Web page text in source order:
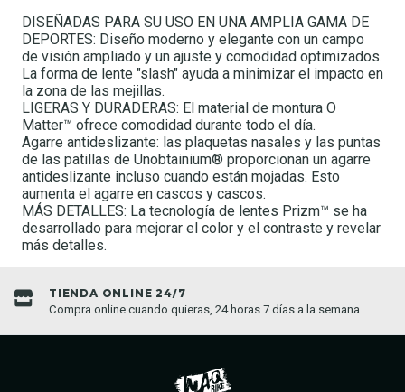
DISEÑADAS PARA SU USO EN UNA AMPLIA GAMA DE
DEPORTES: Diseño moderno y elegante con un campo
de visión ampliado y un ajuste y comodidad optimizados.
La forma de lente "slash" ayuda a minimizar el impacto en
la zona de las mejillas.
LIGERAS Y DURADERAS: El material de montura O
Matter™ ofrece comodidad durante todo el día.
Agarre antideslizante: las plaquetas nasales y las puntas
de las patillas de Unobtainium® proporcionan un agarre
antideslizante incluso cuando están mojadas. Esto
aumenta el agarre en cascos y cascos.
MÁS DETALLES: La tecnología de lentes Prizm™ se ha
desarrollado para mejorar el color y el contraste y revelar
más detalles.
TIENDA ONLINE 24/7
Compra online cuando quieras, 24 horas 7 días a la semana